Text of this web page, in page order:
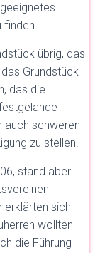
finden.
übrig, das
Grundstück
das die
auch schweren
zu stellen.
stand aber
erklärten sich
wollten
die Führung